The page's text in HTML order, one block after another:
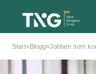
Start»Blogg»